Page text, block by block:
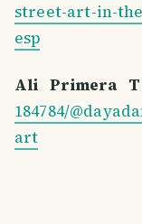
street-art-in-
esp
Ali Primera
184784/
art